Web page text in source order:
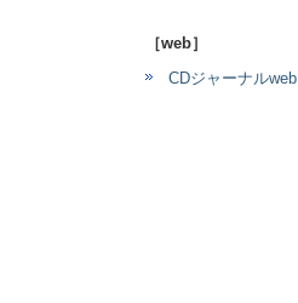
［web］
CDジャーナルweb